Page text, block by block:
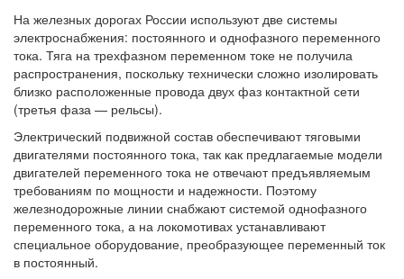
На железных дорогах России используют две системы
электроснабжения: постоянного и однофазного переменного
тока. Тяга на трехфазном переменном токе не получила
распространения, поскольку технически сложно изолировать
близко расположенные провода двух фаз контактной сети
(третья фаза — рельсы).
Электрический подвижной состав обеспечивают тяговыми
двигателями постоянного тока, так как предлагаемые модели
двигателей переменного тока не отвечают предъявляемым
требованиям по мощности и надежности. Поэтому
железнодорожные линии снабжают системой однофазного
переменного тока, а на локомотивах устанавливают
специальное оборудование, преобразующее переменный ток
в постоянный.